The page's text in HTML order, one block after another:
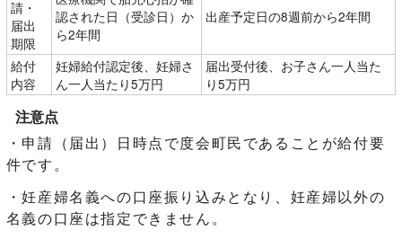
請・
届出
期限
認された日（受診日）か
ら2年間
出産予定日の8週前から2年間
給付
内容
妊婦給付認定後、妊婦さ
ん一人当たり5万円
届出受付後、お子さん一人当た
り5万円
注意点
・申請（届出）日時点で度会町民であることが給付要
件です。
・妊産婦名義への口座振り込みとなり、妊産婦以外の
名義の口座は指定できません。